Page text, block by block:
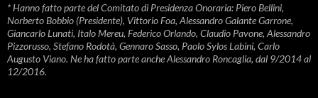
* Hanno fatto parte del Comitato di Presidenza Onoraria: Piero Bellini,
Norberto Bobbio (Presidente), Vittorio Foa, Alessandro Galante Garrone,
Giancarlo Lunati, Italo Mereu, Federico Orlando, Claudio Pavone, Alessandro
Pizzorusso, Stefano Rodotà, Gennaro Sasso, Paolo Sylos Labini, Carlo
Augusto Viano. Ne ha fatto parte anche Alessandro Roncaglia, dal 9/2014 al
12/2016.